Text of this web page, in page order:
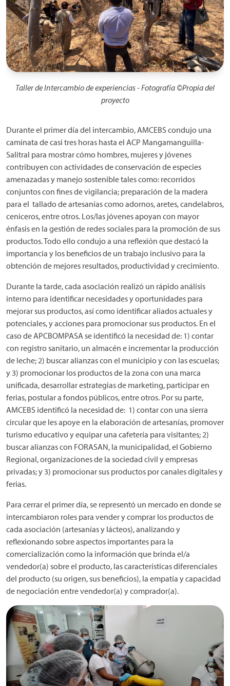
Taller de Intercambio de experiencias - Fotografía ©Propia del
proyecto
Durante el primer día del intercambio, AMCEBS condujo una
caminata de casi tres horas hasta el ACP Mangamanguilla-
Salitral para mostrar cómo hombres, mujeres y jóvenes
contribuyen con actividades de conservación de especies
amenazadas y manejo sostenible tales como: recorridos
conjuntos con fines de vigilancia; preparación de la madera
para el tallado de artesanías como adornos, aretes, candelabros,
ceniceros, entre otros. Los/las jóvenes apoyan con mayor
énfasis en la gestión de redes sociales para la promoción de sus
productos. Todo ello condujo a una reflexión que destacó la
importancia y los beneficios de un trabajo inclusivo para la
obtención de mejores resultados, productividad y crecimiento.
Durante la tarde, cada asociación realizó un rápido análisis
interno para identificar necesidades y oportunidades para
mejorar sus productos, así como identificar aliados actuales y
potenciales, y acciones para promocionar sus productos. En el
caso de APCBOMPASA se identificó la necesidad de: 1) contar
con registro sanitario, un almacén e incrementar la producción
de leche; 2) buscar alianzas con el municipio y con las escuelas;
y 3) promocionar los productos de la zona con una marca
unificada, desarrollar estrategias de marketing, participar en
ferias, postular a fondos públicos, entre otros. Por su parte,
AMCEBS identificó la necesidad de: 1) contar con una sierra
circular que les apoye en la elaboración de artesanías, promover
turismo educativo y equipar una cafetería para visitantes; 2)
buscar alianzas con FORASAN, la municipalidad, el Gobierno
Regional, organizaciones de la sociedad civil y empresas
privadas; y 3) promocionar sus productos por canales digitales y
ferias.
Para cerrar el primer día, se representó un mercado en donde se
intercambiaron roles para vender y comprar los productos de
cada asociación (artesanías y lácteos), analizando y
reflexionando sobre aspectos importantes para la
comercialización como la información que brinda el/a
vendedor(a) sobre el producto, las características diferenciales
del producto (su origen, sus beneficios), la empatía y capacidad
de negociación entre vendedor(a) y comprador(a).
Imagen